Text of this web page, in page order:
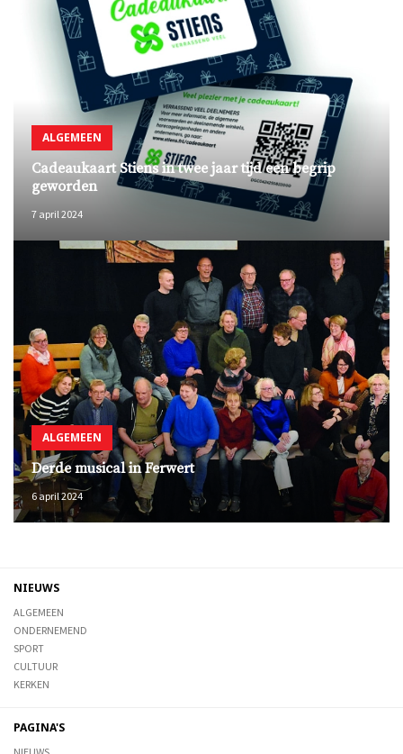
ALGEMEEN
Cadeaukaart Stiens in twee jaar tijd een begrip
geworden
7 april 2024
ALGEMEEN
Derde musical in Ferwert
6 april 2024
NIEUWS
ALGEMEEN
ONDERNEMEND
SPORT
CULTUUR
KERKEN
PAGINA'S